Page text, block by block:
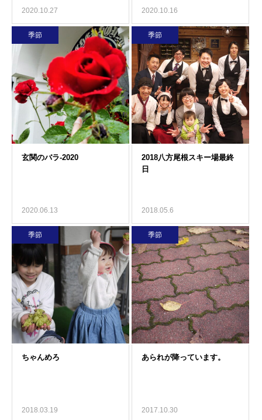
2020.10.27 2020.10.16
季節
2020.06.13
季節
2018.05.6
季節
2018.03.19
季節
2017.10.30